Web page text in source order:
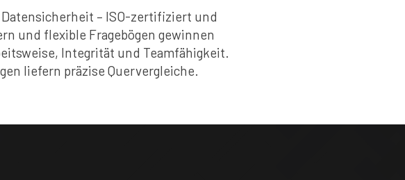
– ISO-zertifiziert und
und flexible Fragebögen gewinnen
Integrität und Teamfähigkeit.
liefern präzise Quervergleiche.